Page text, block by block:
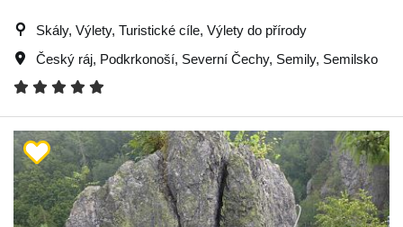
Skály, Výlety, Turistické cíle, Výlety do přírody
Český ráj, Podkrkonoší, Severní Čechy, Semily, Semilsko